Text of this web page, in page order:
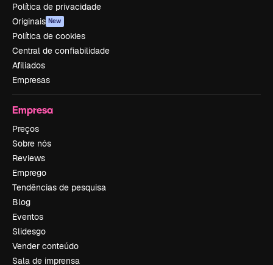
Política de privacidade
Originais New
Política de cookies
Central de confiabilidade
Afiliados
Empresas
Empresa
Preços
Sobre nós
Reviews
Emprego
Tendências de pesquisa
Blog
Eventos
Slidesgo
Vender conteúdo
Sala de imprensa